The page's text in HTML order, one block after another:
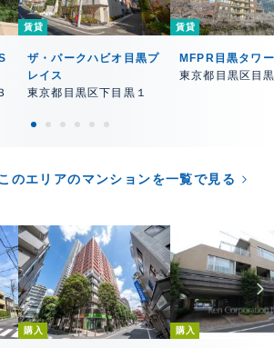
賃貸
ザ・パークハビオ目黒プ
レイス
東京都目黒区下目黒１
賃貸
MFPR目黒タワー
東京都目黒区目
のエリアのマンションを一覧で見る
購入 購入